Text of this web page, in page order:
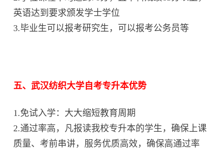
英语达到要求颁发学士学位
3.毕业生可以报考研究生，可以报考公务员等
五、武汉纺织大学自考专升本优势
1.免试入学：大大缩短教育周期
2.通过率高，凡报读我校专升本的学生，确保上课
质量、考前串讲，服务优质高效，确保高通过率